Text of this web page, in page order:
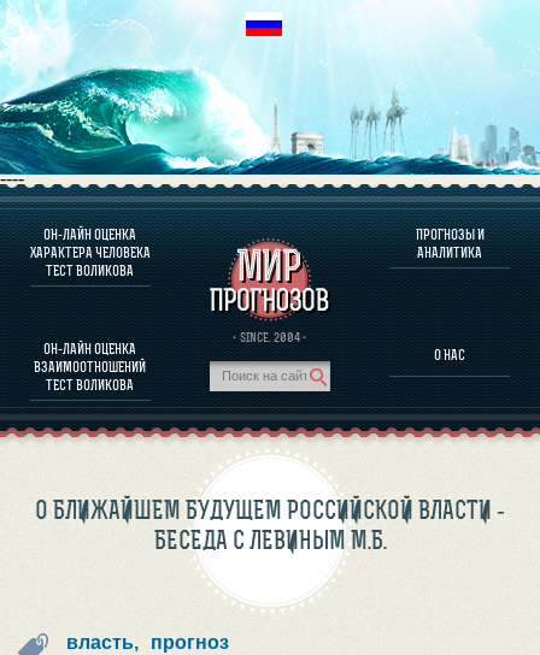
----
ОН-ЛАЙН ОЦЕНКА
ХАРАКТЕРА ЧЕЛОВЕКА
ТЕСТ ВОЛИКОВА
ОН-ЛАЙН ОЦЕНКА
ВЗАИМООТНОШЕНИЙ
ТЕСТ ВОЛИКОВА
· SINCE. 2004 ·
ПРОГНОЗЫ И
АНАЛИТИКА
О НАС
О ПРОГРАММЕ
ОЦЕНКА ХАРАКТЕРA ЧЕЛОВЕКА
ОЦЕНКА ХАРАКТЕРА ВЫДАЮЩИХСЯ ЛИЧНОСТЕЙ
О ПРОГРАММЕ
ПРОГНОЗЫ И АНАЛИТИКА
О БЛИЖАЙШЕМ БУДУЩЕМ РОССИЙСКОЙ ВЛАСТИ -
БЕСЕДА С ЛЕВИНЫМ М.Б.
власть, прогноз